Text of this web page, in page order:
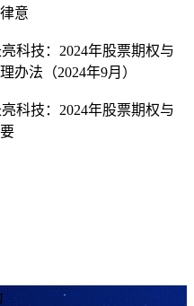
意
科技：2024年股票期权与
办法（2024年9月）
科技：2024年股票期权与